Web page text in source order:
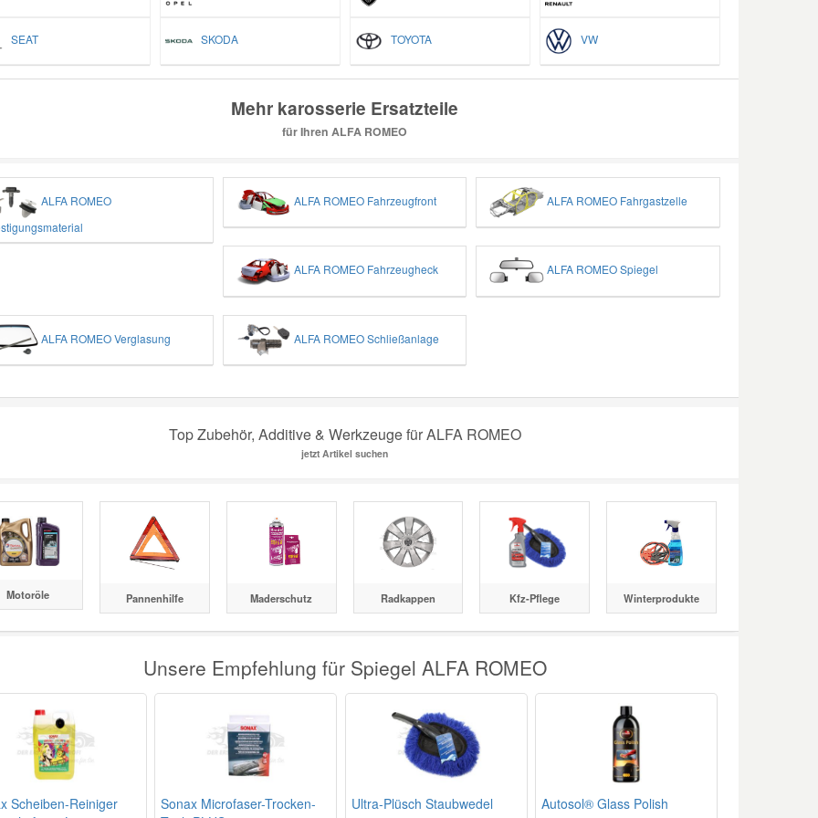
SEAT SKODA TOYOTA VW
Mehr karosserie Ersatzteile
für Ihren ALFA ROMEO
ALFA ROMEO
ALFA ROMEO Fahrzeugfront ALFA ROMEO Fahrgastzelle
ALFA ROMEO Fahrzeugheck ALFA ROMEO Spiegel
ALFA ROMEO Verglasung ALFA ROMEO Schließanlage
Top Zubehör, Additive & Werkzeuge für ALFA ROMEO
jetzt Artikel suchen
Motoröle Pannenhilfe Maderschutz Radkappen Kfz-Pflege Winterprodukte
Unsere Empfehlung für Spiegel ALFA ROMEO
Scheiben-Reiniger
Sonax Microfaser-Trocken-
Ultra-Plüsch Staubwedel Autosol® Glass Polish